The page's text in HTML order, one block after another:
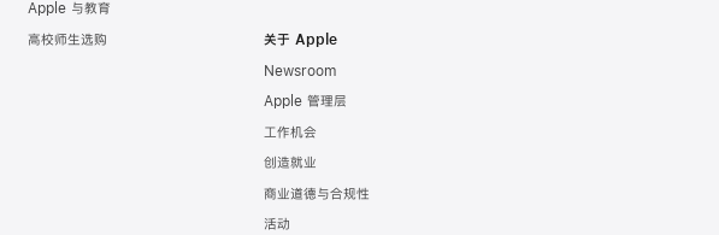
Apple 与教育
高校师生选购 关于 Apple
Newsroom
Apple 管理层
工作机会
创造就业
商业道德与合规性
活动